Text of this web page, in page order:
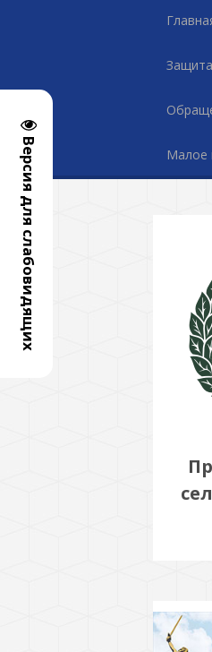
Версия для слабовидящих Малое